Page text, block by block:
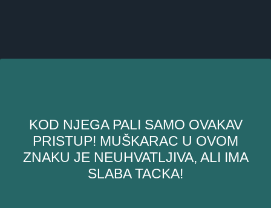
KOD NJEGA PALI SAMO OVAKAV
PRISTUP! MUŠKARAC U OVOM
ZNAKU JE NEUHVATLJIVA, ALI IMA
SLABA TACKA!